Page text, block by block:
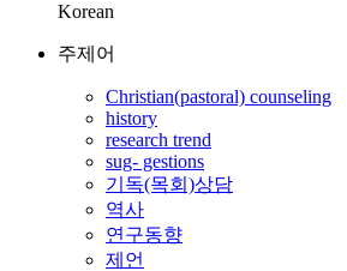
Korean
주제어
Christian(pastoral) counseling
history
research trend
sug- gestions
기독(목회)상담
역사
연구동향
제언